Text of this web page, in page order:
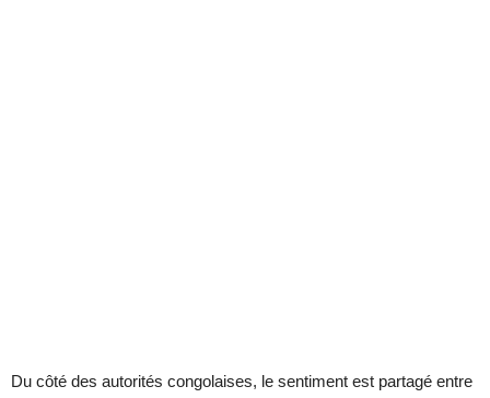
Du côté des autorités congolaises, le sentiment est partagé entre